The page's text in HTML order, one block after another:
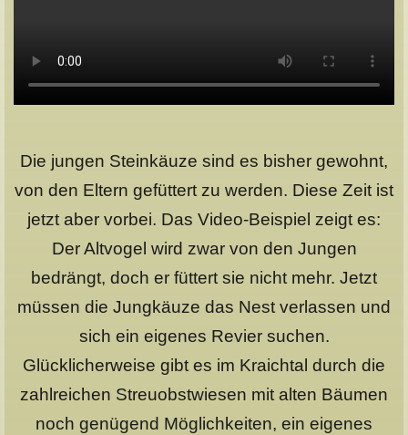
Die jungen Steinkäuze sind es bisher gewohnt,
von den Eltern gefüttert zu werden. Diese Zeit ist
jetzt aber vorbei. Das Video-Beispiel zeigt es:
Der Altvogel wird zwar von den Jungen
bedrängt, doch er füttert sie nicht mehr. Jetzt
müssen die Jungkäuze das Nest verlassen und
sich ein eigenes Revier suchen.
Glücklicherweise gibt es im Kraichtal durch die
zahlreichen Streuobstwiesen mit alten Bäumen
noch genügend Möglichkeiten, ein eigenes